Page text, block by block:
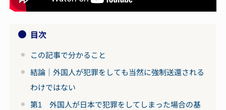
目次
この記事で分かること
結論｜外国人が犯罪をしても当然に強制送還される
わけではない
第1 外国人が日本で犯罪をしてしまった場合の基